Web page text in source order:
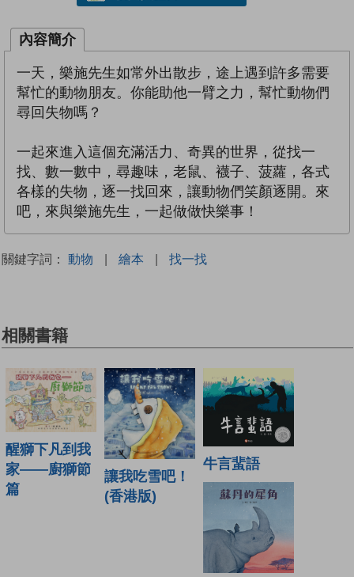
內容簡介
一天，樂施先生如常外出散步，途上遇到許多需要
幫忙的動物朋友。你能助他一臂之力，幫忙動物們
尋回失物嗎？
一起來進入這個充滿活力、奇異的世界，從找一
找、數一數中，尋趣味，老鼠、襪子、菠蘿，各式
各樣的失物，逐一找回來，讓動物們笑顏逐開。來
吧，來與樂施先生，一起做做快樂事！
關鍵字詞： 動物 | 繪本 | 找一找
相關書籍
醒獅下凡到我
家——廚獅節
篇
讓我吃雪吧！
(香港版)
牛言蜚語